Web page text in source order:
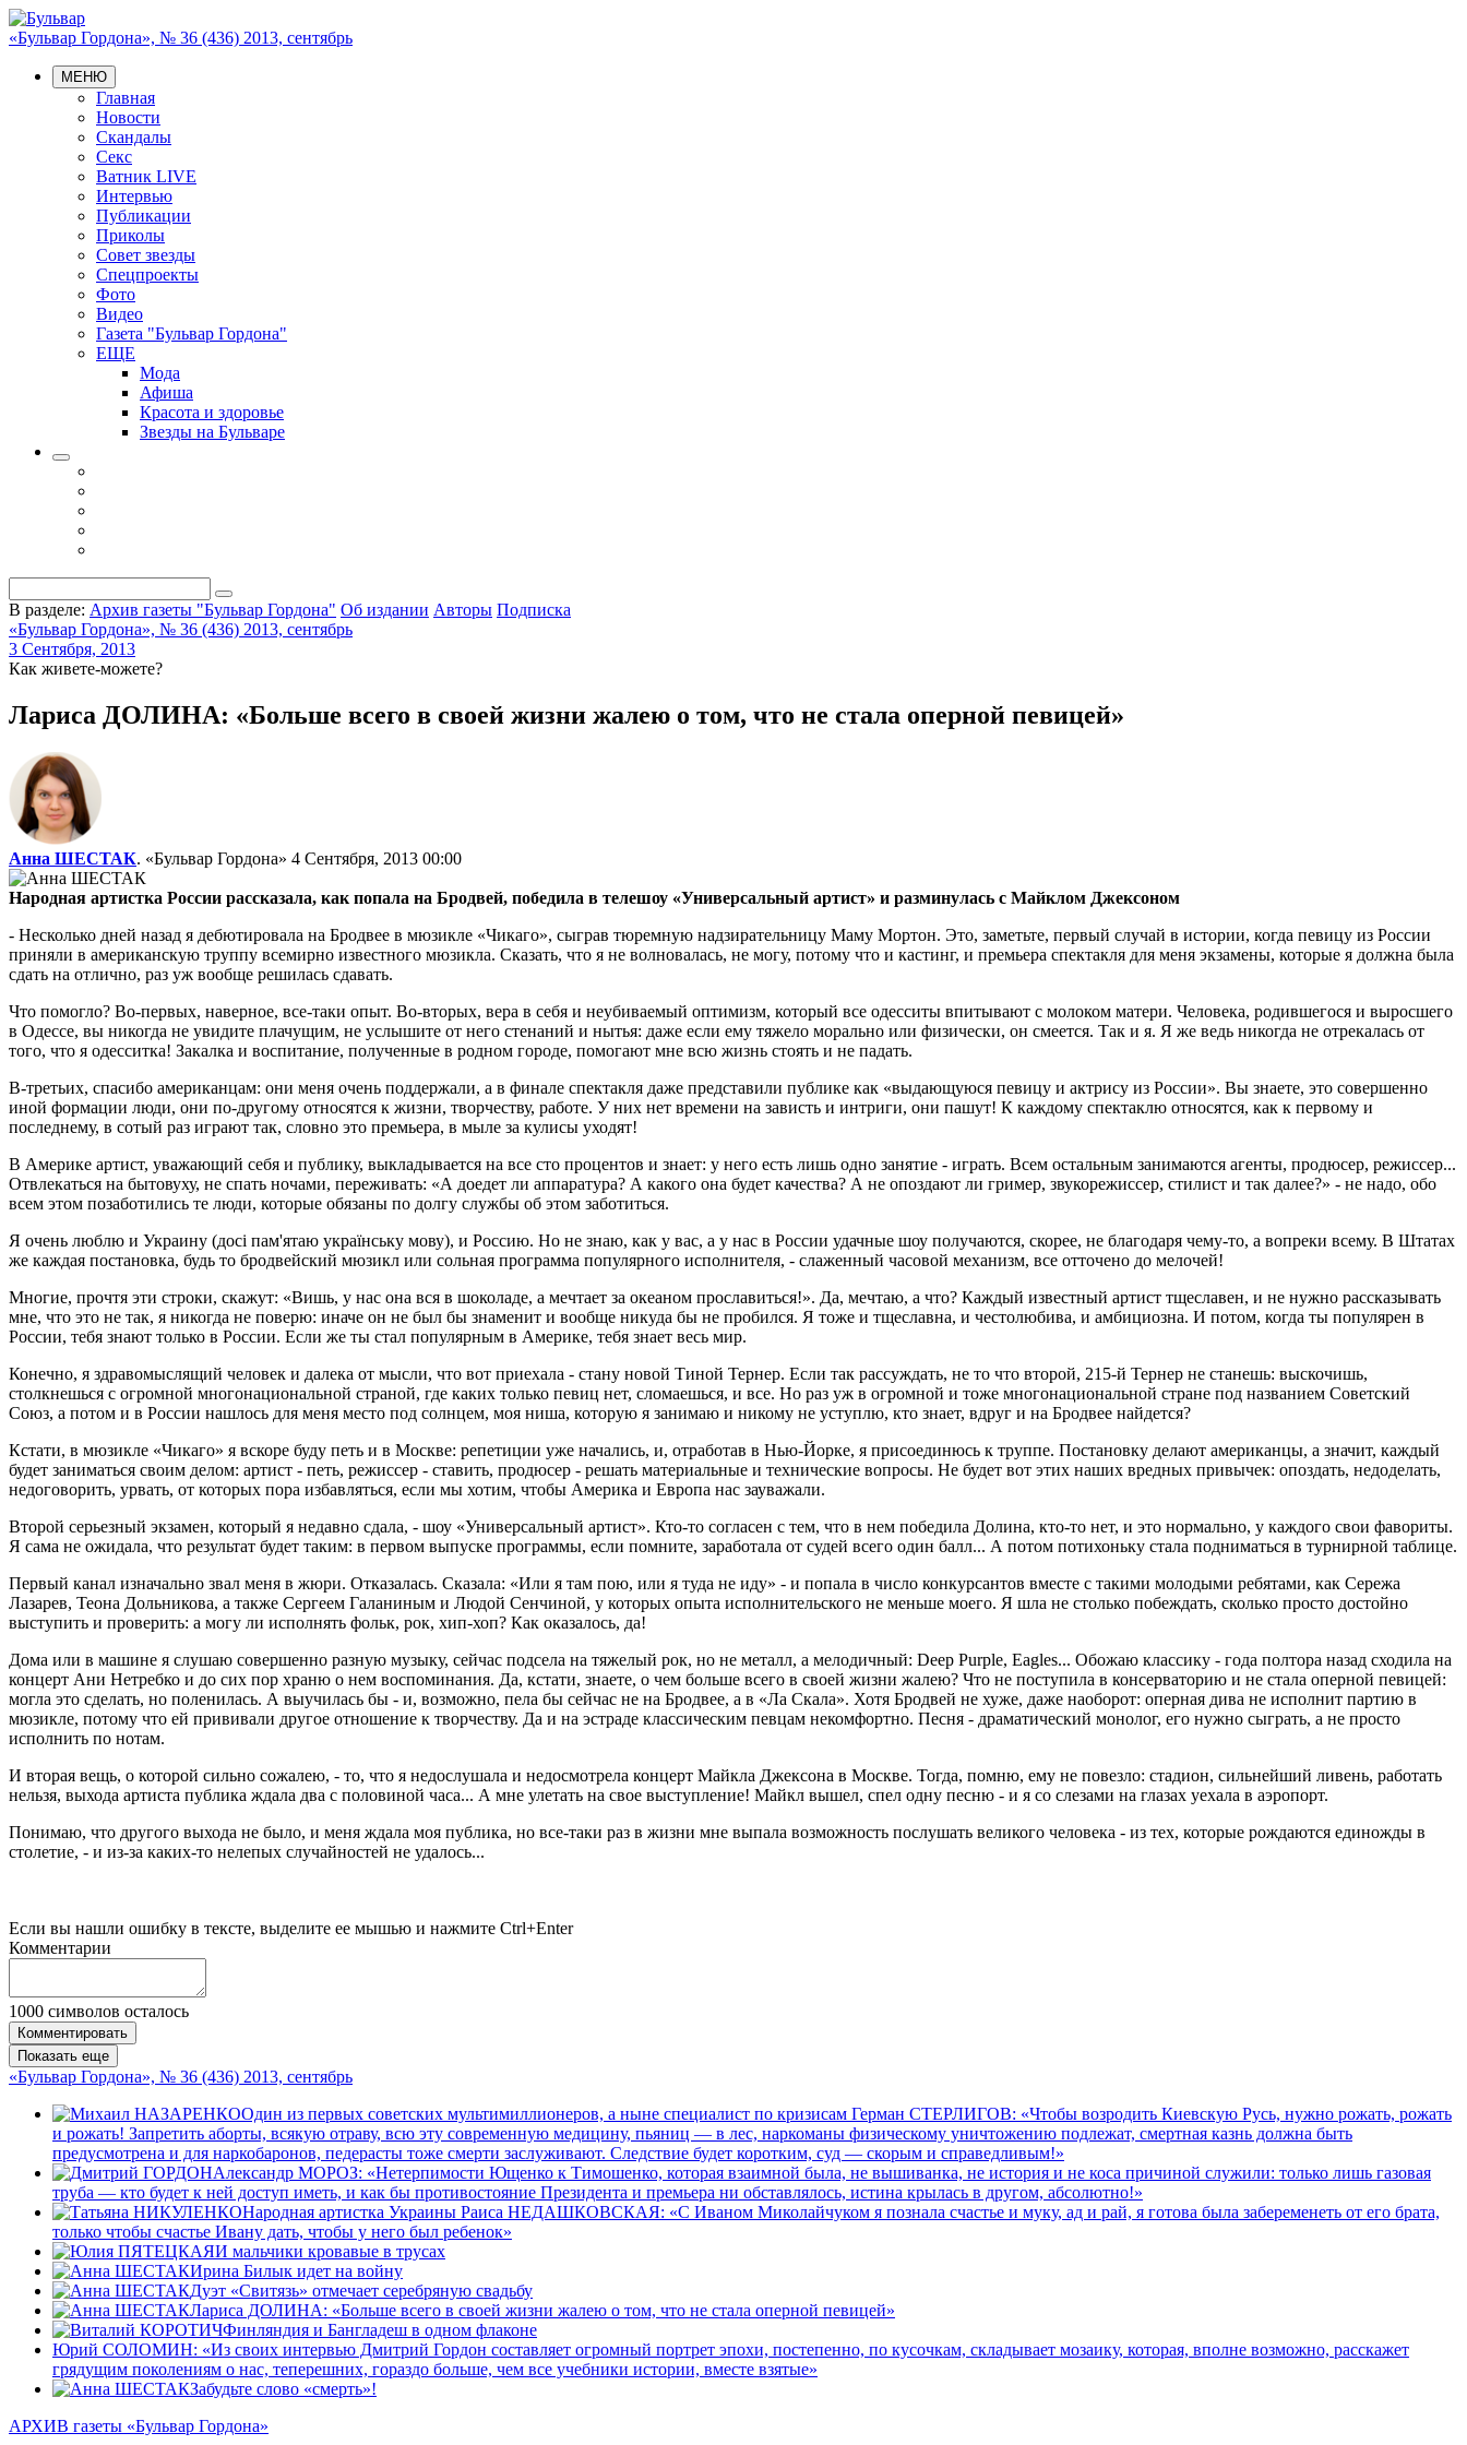
«Бульвар Гордона», № 36 (436) 2013, сентябрь
МЕНЮ
Главная
Новости
Скандалы
Секс
Ватник LIVE
Интервью
Публикации
Приколы
Совет звезды
Спецпроекты
Фото
Видео
Газета "Бульвар Гордона"
ЕЩЕ
Мода
Афиша
Красота и здоровье
Звезды на Бульваре
В разделе: Архив газеты "Бульвар Гордона" Об издании Авторы Подписка
«Бульвар Гордона», № 36 (436) 2013, сентябрь
3 Сентября, 2013
Как живете-можете?
Лариса ДОЛИНА: «Больше всего в своей жизни жалею о том, что не стала оперной певицей»
Анна ШЕСТАК. «Бульвар Гордона» 4 Сентября, 2013 00:00
Народная артистка России рассказала, как попала на Бродвей, победила в телешоу «Универсальный артист» и разминулась с Майклом Джексоном
- Несколько дней назад я дебютировала на Бродвее в мюзикле «Чикаго», сыграв тюремную надзирательницу Маму Мортон. Это, заметьте, первый случай в истории, когда певицу из России
приняли в американскую труппу всемирно известного мюзикла. Сказать, что я не волновалась, не могу, потому что и кастинг, и премьера спектакля для меня экзамены, которые я должна была
сдать на отлично, раз уж вообще решилась сдавать.
Что помогло? Во-первых, наверное, все-таки опыт. Во-вторых, вера в себя и неубиваемый оптимизм, который все одесситы впитывают с молоком матери. Человека, родившегося и выросшего
в Одессе, вы никогда не увидите плачущим, не услышите от него стенаний и нытья: даже если ему тяжело морально или физически, он смеется. Так и я. Я же ведь никогда не отрекалась от
того, что я одесситка! Закалка и воспитание, полученные в родном городе, помогают мне всю жизнь стоять и не падать.
В-третьих, спасибо американцам: они меня очень поддержали, а в финале спектакля даже представили публике как «выдающуюся певицу и актрису из России». Вы знаете, это совершенно
иной формации люди, они по-другому относятся к жизни, творчеству, работе. У них нет времени на зависть и интриги, они пашут! К каждому спектаклю относятся, как к первому и
последнему, в сотый раз играют так, словно это премьера, в мыле за кулисы уходят!
В Америке артист, уважающий себя и публику, выкладывается на все сто процентов и знает: у него есть лишь одно занятие - играть. Всем остальным занимаются агенты, продюсер, режиссер...
Отвлекаться на бытовуху, не спать ночами, переживать: «А доедет ли аппаратура? А какого она будет качества? А не опоздают ли гример, звукорежиссер, стилист и так далее?» - не надо, обо
всем этом позаботились те люди, которые обязаны по долгу службы об этом заботиться.
Я очень люблю и Украину (досі пам'ятаю українську мову), и Россию. Но не знаю, как у вас, а у нас в России удачные шоу получаются, скорее, не благодаря чему-то, а вопреки всему. В Штатах
же каждая постановка, будь то бродвейский мюзикл или сольная программа популярного исполнителя, - слаженный часовой механизм, все отточено до мелочей!
Многие, прочтя эти строки, скажут: «Вишь, у нас она вся в шоколаде, а мечтает за океаном прославиться!». Да, мечтаю, а что? Каждый известный артист тщеславен, и не нужно рассказывать
мне, что это не так, я никогда не поверю: иначе он не был бы знаменит и вообще никуда бы не пробился. Я тоже и тщеславна, и честолюбива, и амбициозна. И потом, когда ты популярен в
России, тебя знают только в России. Если же ты стал популярным в Америке, тебя знает весь мир.
Конечно, я здравомыслящий человек и далека от мысли, что вот приехала - стану новой Тиной Тернер. Если так рассуждать, не то что второй, 215-й Тернер не станешь: выскочишь,
столкнешься с огромной многонациональной страной, где каких только певиц нет, сломаешьcя, и все. Но раз уж в огромной и тоже многонациональной стране под названием Советский
Союз, а потом и в России нашлось для меня место под солнцем, моя ниша, которую я занимаю и никому не уступлю, кто знает, вдруг и на Бродвее найдется?
Кстати, в мюзикле «Чикаго» я вскоре буду петь и в Москве: репетиции уже начались, и, отработав в Нью-Йорке, я присоединюсь к труппе. Постановку делают американцы, а значит, каждый
будет заниматься своим делом: артист - петь, режиссер - ставить, продюсер - решать материальные и технические вопросы. Не будет вот этих наших вредных привычек: опоздать, недоделать,
недоговорить, урвать, от которых пора избавляться, если мы хотим, чтобы Америка и Европа нас зауважали.
Второй серьезный экзамен, который я недавно сдала, - шоу «Универсальный артист». Кто-то согласен с тем, что в нем победила Долина, кто-то нет, и это нормально, у каждого свои фавориты.
Я сама не ожидала, что результат будет таким: в первом выпуске программы, если помните, заработала от судей всего один балл... А потом потихоньку стала подниматься в турнирной таблице.
Первый канал изначально звал меня в жюри. Отказалась. Сказала: «Или я там пою, или я туда не иду» - и попала в число конкурсантов вместе с такими молодыми ребятами, как Сережа
Лазарев, Теона Дольникова, а также Сергеем Галаниным и Людой Сенчиной, у которых опыта исполнительского не меньше моего. Я шла не столько побеждать, сколько просто достойно
выступить и проверить: а могу ли исполнять фольк, рок, хип-хоп? Как оказалось, да!
Дома или в машине я слушаю совершенно разную музыку, сейчас подсела на тяжелый рок, но не металл, а мелодичный: Deep Purple, Eagles... Обожаю классику - года полтора назад сходила на
концерт Ани Нетребко и до сих пор храню о нем воспоминания. Да, кстати, знаете, о чем больше всего в своей жизни жалею? Что не поступила в консерваторию и не стала оперной певицей:
могла это сделать, но поленилась. А выучилась бы - и, возможно, пела бы сейчас не на Бродвее, а в «Ла Скала». Хотя Бродвей не хуже, даже наоборот: оперная дива не исполнит партию в
мюзикле, потому что ей прививали другое отношение к творчеству. Да и на эстраде классическим певцам некомфортно. Песня - драматический монолог, его нужно сыграть, а не просто
исполнить по нотам.
И вторая вещь, о которой сильно сожалею, - то, что я недослушала и недосмотрела концерт Майкла Джексона в Москве. Тогда, помню, ему не повезло: стадион, сильнейший ливень, работать
нельзя, выхода артиста публика ждала два с половиной часа... А мне улетать на свое выступление! Майкл вышел, спел одну песню - и я со слезами на глазах уехала в аэропорт.
Понимаю, что другого выхода не было, и меня ждала моя публика, но все-таки раз в жизни мне выпала возможность послушать великого человека - из тех, которые рождаются единожды в
столетие, - и из-за каких-то нелепых случайностей не удалось...
Если вы нашли ошибку в тексте, выделите ее мышью и нажмите Ctrl+Enter
Комментарии
1000 символов осталось
Комментировать
Показать еще
«Бульвар Гордона», № 36 (436) 2013, сентябрь
Один из первых советских мультимиллионеров, а ныне специалист по кризисам Герман СТЕРЛИГОВ: «Чтобы возродить Киевскую Русь, нужно рожать, рожать
и рожать! Запретить аборты, всякую отраву, всю эту современную медицину, пьяниц — в лес, наркоманы физическому уничтожению подлежат, смертная казнь должна быть
предусмотрена и для наркобаронов, педерасты тоже смерти заслуживают. Следствие будет коротким, суд — скорым и справедливым!»
Александр МОРОЗ: «Нетерпимости Ющенко к Тимошенко, которая взаимной была, не вышиванка, не история и не коса причиной служили: только лишь газовая
труба — кто будет к ней доступ иметь, и как бы противостояние Президента и премьера ни обставлялось, истина крылась в другом, абсолютно!»
Народная артистка Украины Раиса НЕДАШКОВСКАЯ: «С Иваном Миколайчуком я познала счастье и муку, ад и рай, я готова была забеременеть от его брата,
только чтобы счастье Ивану дать, чтобы у него был ребенок»
И мальчики кровавые в трусах
Ирина Билык идет на войну
Дуэт «Свитязь» отмечает серебряную свадьбу
Лариса ДОЛИНА: «Больше всего в своей жизни жалею о том, что не стала оперной певицей»
Финляндия и Бангладеш в одном флаконе
Юрий СОЛОМИН: «Из своих интервью Дмитрий Гордон составляет огромный портрет эпохи, постепенно, по кусочкам, складывает мозаику, которая, вполне возможно, расскажет
грядущим поколениям о нас, теперешних, гораздо больше, чем все учебники истории, вместе взятые»
Забудьте слово «смерть»!
АРХИВ газеты «Бульвар Гордона»